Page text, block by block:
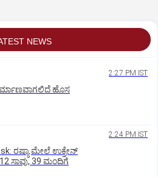
NEWS
2:27 PM IST
ಹೊಸ
2:24 PM IST
ರಷ್ಯಾ ಮೇಲೆ ಉಕ್ರೇನ್
ಸಾವು, 39 ಮಂದಿಗೆ